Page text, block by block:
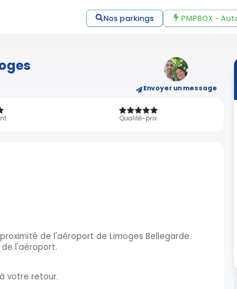
Nos parkings PMPBOX -
Envoyer un message
Qualité-prix
de l'aéroport de Limoges Bellegarde.
l'aéroport.
votre retour.